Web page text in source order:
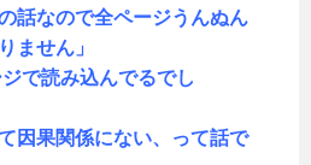
話なので全ページうんぬん
ません」
で読み込んでるでし
因果関係にない、って話で